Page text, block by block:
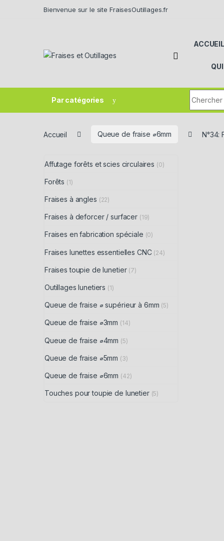
Bienvenue sur le site FraisesOutillages.fr
Par catégories
Accueil Queue de fraise ⌀6mm N°34:
Affutage forêts et scies circulaires (0)
Forêts (1)
Fraises à angles (22)
Fraises à deforcer / surfacer (19)
Fraises en fabrication spéciale (0)
Fraises lunettes essentielles CNC (24)
Fraises toupie de lunetier (7)
Outillages lunetiers (1)
Queue de fraise ⌀ supérieur à 6mm (5)
Queue de fraise ⌀3mm (14)
Queue de fraise ⌀4mm (5)
Queue de fraise ⌀5mm (3)
Queue de fraise ⌀6mm (42)
Touches pour toupie de lunetier (5)